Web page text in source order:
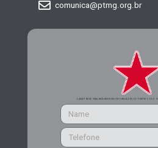
comunica@ptmg.org.br
CADASTRE-SE PARA RECEBER MAIS INFORMAÇÕES DO PARTIDO DOS